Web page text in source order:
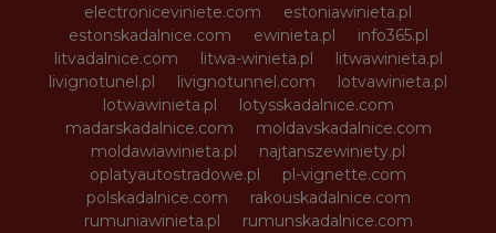
electroniceviniete.com
estoniawinieta.pl
estonskadalnice.com
ewinieta.pl
info365.pl
litvadalnice.com
litwa-winieta.pl
litwawinieta.pl
livignotunel.pl
livignotunnel.com
lotvawinieta.pl
lotwawinieta.pl
lotysskadalnice.com
madarskadalnice.com
moldavskadalnice.com
moldawiawinieta.pl
najtanszewiniety.pl
oplatyautostradowe.pl
pl-vignette.com
polskadalnice.com
rakouskadalnice.com
rumuniawinieta.pl
rumunskadalnice.com